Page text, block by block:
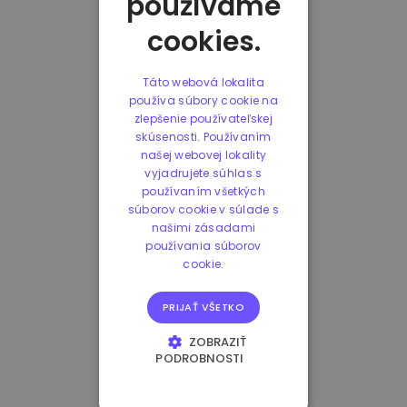
cookies.
Táto webová lokalita
používa súbory cookie na
zlepšenie používateľskej
skúsenosti. Používaním
našej webovej lokality
vyjadrujete súhlas s
používaním všetkých
súborov cookie v súlade s
našimi zásadami
používania súborov
cookie.
PRIJAŤ VŠETKO
ZOBRAZIŤ
PODROBNOSTI